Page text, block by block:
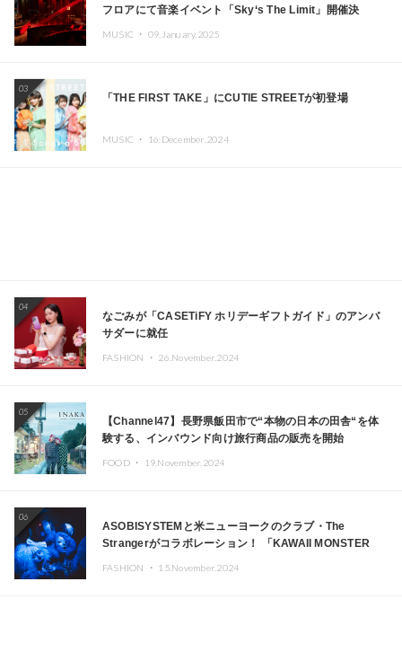
フロアにて音楽イベント「Sky‘s The Limit」開催決
Kza（FORCE OF NATURE）ら日本を代表するDJ・クリ
MUSIC ・ 09.January.2025
03
「THE FIRST TAKE」にCUTIE STREETが初登場
MUSIC ・ 16.December.2024
04
なごみが「CASETiFY ホリデーギフトガイド」のアンバ
サダーに就任
FASHION ・ 26.November.2024
05
【Channel47】長野県飯田市で“本物の日本の田舎“を体
験する、インバウンド向け旅行商品の販売を開始
FOOD ・ 19.November.2024
06
ASOBISYSTEMと米ニューヨークのクラブ・The
Strangerがコラボレーション！ 「KAWAII MONSTER
FASHION ・ 15.November.2024